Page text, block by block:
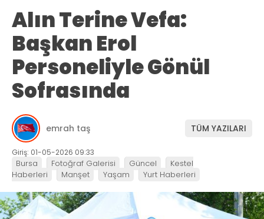
Alın Terine Vefa:
Başkan Erol
Personeliyle Gönül
Sofrasında
emrah taş TÜM YAZILARI
Giriş: 01-05-2026 09:33
Bursa Fotoğraf Galerisi Güncel
Kestel
Haberleri
Manşet Yaşam Yurt Haberleri